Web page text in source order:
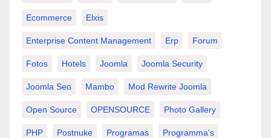
Ecommerce Elxis
Enterprise Content Management Erp Forum
Fotos Hotels Joomla Joomla Security
Joomla Seo Mambo Mod Rewrite Joomla
Open Source OPENSOURCE Photo Gallery
PHP Postnuke Programas Programma's